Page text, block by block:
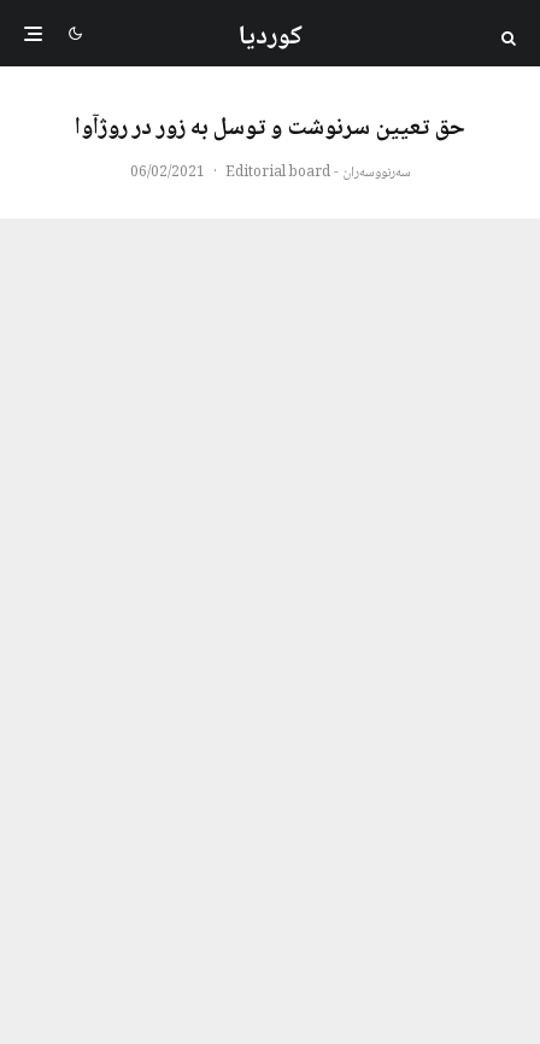
کوردیا
حق تعیین سرنوشت و توسل به زور در روژآوا
سەرنووسەران - Editorial board ·
06/02/2021